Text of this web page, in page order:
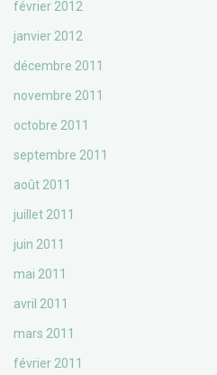
février 2012
janvier 2012
décembre 2011
novembre 2011
octobre 2011
septembre 2011
août 2011
juillet 2011
juin 2011
mai 2011
avril 2011
mars 2011
février 2011